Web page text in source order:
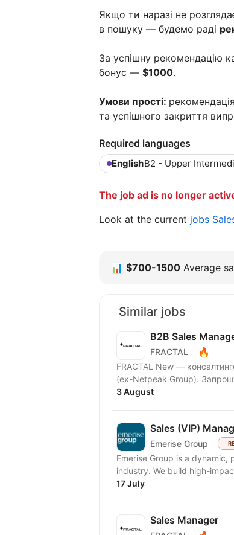
Якщо ти наразі не
в пошуку — будемо раді
За успішну рекомендацію
бонус — $1000.
Умови прості:
та успішного закриття
Required languages
EnglishB2 - Upper
The job ad is no longer
Look at the current jobs
📊 $700-1500 Average
Similar jobs
B2B Sales
FRACTAL 🔥
FRACTAL New —
(ex-
3 August
Sales (VIP)
Emerise Group
Emerise Group is a
industry. We build high-
17 July
Sales Manager